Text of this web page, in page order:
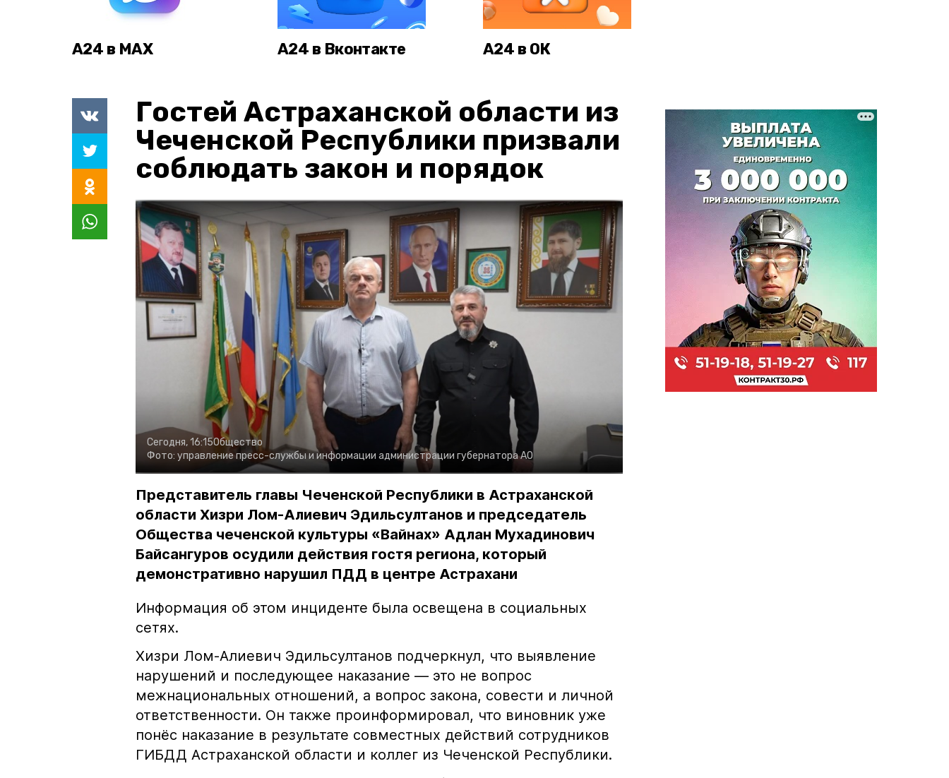
А24 в MAX А24 в Вконтакте А24 в ОК
Гостей Астраханской области из
Чеченской Республики призвали
соблюдать закон и порядок
Сегодня, 16:15Общество
Фото: управление пресс-службы и информации администрации губернатора АО
Представитель главы Чеченской Республики в Астраханской
области Хизри Лом-Алиевич Эдильсултанов и председатель
Общества чеченской культуры «Вайнах» Адлан Мухадинович
Байсангуров осудили действия гостя региона, который
демонстративно нарушил ПДД в центре Астрахани
Информация об этом инциденте была освещена в социальных
сетях.
Хизри Лом-Алиевич Эдильсултанов подчеркнул, что выявление
нарушений и последующее наказание — это не вопрос
межнациональных отношений, а вопрос закона, совести и личной
ответственности. Он также проинформировал, что виновник уже
понёс наказание в результате совместных действий сотрудников
ГИБДД Астраханской области и коллег из Чеченской Республики.